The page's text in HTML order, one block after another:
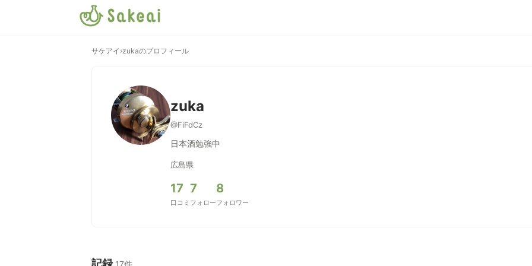
サケアイ ›zukaのプロフィール
zuka
@FiFdCz
日本酒勉強中
広島県
17
口コミ
7
フォロー
8
フォロワー
記録 17件